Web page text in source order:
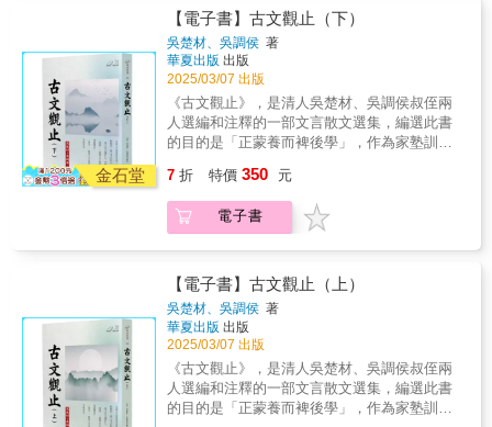
精神戀愛，更有遇人不淑反被吞噬，不是所有
的女鬼都能得到溫暖跟愛情 男鬼的故事同樣精
彩，《葉生》病死念念不忘功名，還魂捐官，
衣錦還鄉還是空。淹死鬼《王六郎》是好鬼最
後成仙，《席方平》為報父仇，一鬼之力掀翻
冥世黑暗。鬼魂的遭遇，鬼魂的追求，鬼魂的
倫理難題，「鬼生」就是人生。人生解決不了
恐怖可怕、鬼氣森森的一面，更有美麗清新、
好玩、更機智、更有深刻的內涵。
齋志異。2.作者馬瑞芳是全球漢學界認定的聊
齋專家，專注研究聊齋四十餘年，選編故事的
角度貼合專業與大眾閱讀樂趣。3.特別收錄：
蒲松齡故居收藏之《聊齋圖說》彩圖；及出自
《詳注聊齋志異圖詠》黑白插圖。專業推薦：
郝譽翔（台北教育大學語文與創作學系教授）
蔡造珉（真理大學台灣文學系副教授）《當代
大師馬瑞芳品讀聊齋志異—妖卷》借「妖」之
形，寫「人」之心」蒲松齡的聊齋創造了古代
小說中最多的妖精種類，千姿百態的精靈，由
蟲、鳥、花、木、水族、走獸幻化而成，從天
上，從水中，從深山密林，從蠻荒原野，為尋
求摯愛真情，紛紛來到人間，他們一直像平常
《阿英》的故事是，鸚鵡因主人對幼子說餵鳥
「將以為汝婦」，就到仙境修煉成嬌婉善言的
美女，回人間恪盡妻責，兌現「婚姻之約」。
《趙城虎》是老虎誤吃老太太的兒子，承諾給
老太太養老送終，像兒子一樣依戀老太太。
《西湖主》兇惡又醜陋的揚子鰐幻化成秀美公
主，給有放生之德的陳生帶來富貴的神仙生
比人更守承諾、更懂情感價值的動物精怪！馬
瑞芳品讀聊齋志異，共五卷。將聊齋志異的491
篇故事，精選120個故事，分成【鬼、狐、妖、
神、人】五個主題。《鬼卷》解讀鬼與鬼、人
與鬼之間新奇有趣又變幻莫測的故事；《狐
卷》展現了狐女、狐叟、狐書生等一系列生動
傳神的狐狸精形象；《妖卷》剖析了一系列幻
類產生的聯繫；《神卷》塑造了各種各樣的神
仙形象，講述了人與神仙、人置身於仙境的奇
妙經歷；《人卷》描繪了平凡塵世間各種匪夷
所思的奇人異事與百姓非比尋常的生活經歷。
狐、妖、神、人五大主題，全新的角度解讀聊
齋志異。2.作者馬瑞芳是全球漢學界認定的聊
齋專家，專注研究聊齋四十餘年，選編故事的
角度貼合專業與大眾閱讀樂趣。3.特別收錄：
蒲松齡故居收藏之《聊齋圖說》彩圖；及出自
《詳注聊齋志異圖詠》黑白插圖。專業推薦：
郝譽翔（台北教育大學語文與創作學系教授）
蔡造珉（真理大學台灣文學系副教授）《當代
貓居然開口說話，驚駭不已，隔天他把家裡的
貓捉起來打算殺死，沒想到貓卻振振有詞地說
服了他：「如果我真的是妖怪，您能這麼輕易
就捉住我嗎？如果我不是妖怪，卻無辜被您殺
害，死後一定會化為厲鬼來報仇，到那時候您
還能夠再殺我了嗎？而且我曾經為您捕捉老
鼠，也算對您盡了微薄的力量，對您有功勞卻
被您殺害，恐怕是件不祥之事吧？」……〈會
講話的貓〉，出自《耳食錄》◎明朝有個人家
意，沒想到他離家以後，白狗也跟著不見了。
過了兩三天以後，他突然回來了，跟妻子說自
己半路上遇到強盜，財物都被搶光了，還好撿
外表、身形一模一樣的人回到家裡，兩個人都
說自己才是真的……〈真假丈夫〉，出自：
《庚巳編》◎東都洛陽城有座雄偉奇特的古宅
院，住在那裡的人常常無緣無故暴斃身亡，監
察御史盧虔不懼鬼怪，買下這座古宅，半夜的
時候，聽到有人來敲門說：「柳將軍派遣我送
一封書信給盧侍御。」過沒多久，他們看到一
金石堂
【電子書】古文觀止（下）
吳楚材、吳調侯 著
華夏出版 出版
2025/03/07 出版
《古文觀止》，是清人吳楚材、吳調侯叔侄兩
人選編和注釋的一部文言散文選集，編選此書
的目的是「正蒙養而裨後學」，作為家塾訓蒙
文觀止成書於清康熙三十四年（1695年），付
印問世以來，流傳甚廣，雅俗共賞，影響非常
廣泛。書中選編了上起東周、下至明代的二百
策論、遊記、書信、筆記等，所錄者，以左
傳、國語、戰國策、禮記及史記之文較多；兩
漢詔策書表點綴其間；而以唐宋八大家之文為
主，佔三分之一強；明文續其末，均為古籍中
精華及名家之代表作。（維基百科）
7 折 特價 350 元
電子書
【電子書】古文觀止（上）
吳楚材、吳調侯 著
華夏出版 出版
2025/03/07 出版
《古文觀止》，是清人吳楚材、吳調侯叔侄兩
人選編和注釋的一部文言散文選集，編選此書
的目的是「正蒙養而裨後學」，作為家塾訓蒙